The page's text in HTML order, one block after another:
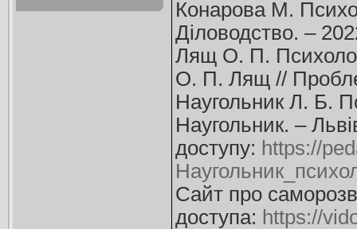
Конарова М.
Діловодство. –
Лящ О. П.
О. П. Лящ //
Наугольник Л. Б.
Наугольник. –
доступу: https://
Сайт про
доступа: https://